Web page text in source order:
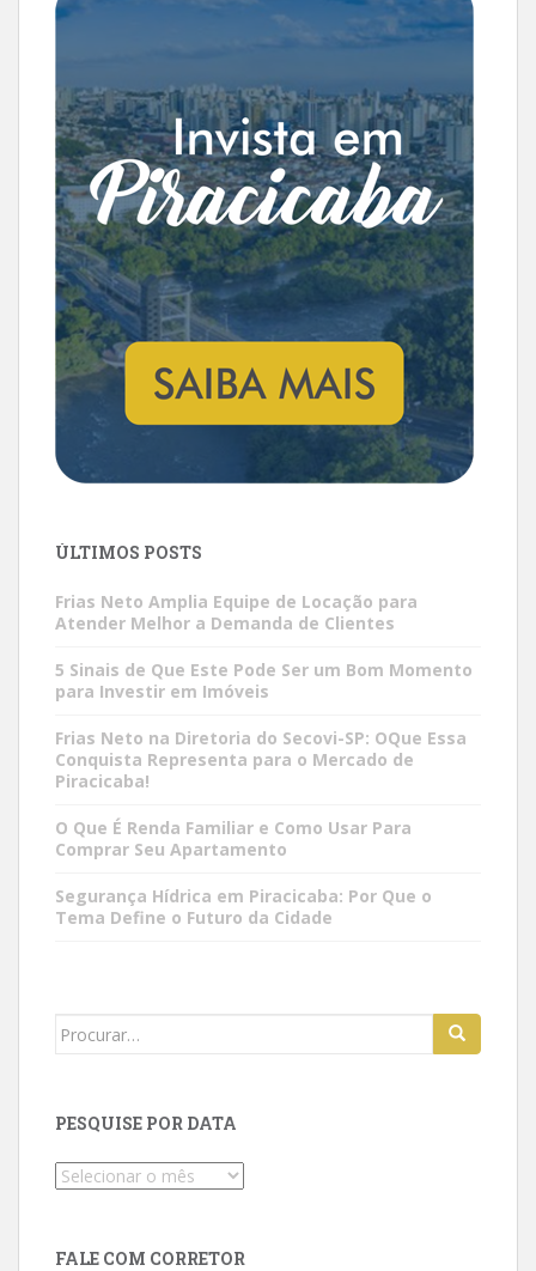
ÚLTIMOS POSTS
Frias Neto Amplia Equipe de Locação para
Atender Melhor a Demanda de Clientes
5 Sinais de Que Este Pode Ser um Bom Momento
para Investir em Imóveis
Frias Neto na Diretoria do Secovi-SP: OQue Essa
Conquista Representa para o Mercado de
Piracicaba!
O Que É Renda Familiar e Como Usar Para
Comprar Seu Apartamento
Segurança Hídrica em Piracicaba: Por Que o
Tema Define o Futuro da Cidade
Search
PESQUISE POR DATA
Pesquise
FALE COM CORRETOR